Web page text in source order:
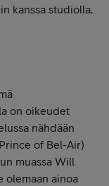
kanssa studiolla,
on oikeudet
nähdään
of Bel-Air)
muassa Will
olemaan ainoa